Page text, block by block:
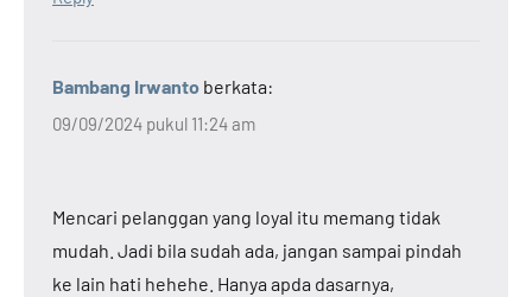
Bambang Irwanto berkata:
09/09/2024 pukul 11:24 am
Mencari pelanggan yang loyal itu memang tidak
mudah. Jadi bila sudah ada, jangan sampai pindah
ke lain hati hehehe. Hanya apda dasarnya,